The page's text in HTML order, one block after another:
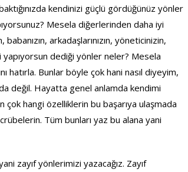
kendinizi güçlü gördüğünüz yönler
Mesela diğerlerinden daha iyi
arkadaşlarınızın, yöneticinizin,
dediği yönler neler? Mesela
hatırla. Bunlar böyle çok hani nasıl diyeyim,
değil. Hayatta genel anlamda kendimi
çok hangi özelliklerin bu başarıya ulaşmada
Tüm bunları yaz bu alana yani
zayıf yönlerimizi yazacağız. Zayıf